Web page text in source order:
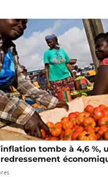
tombe à 4,6 %,